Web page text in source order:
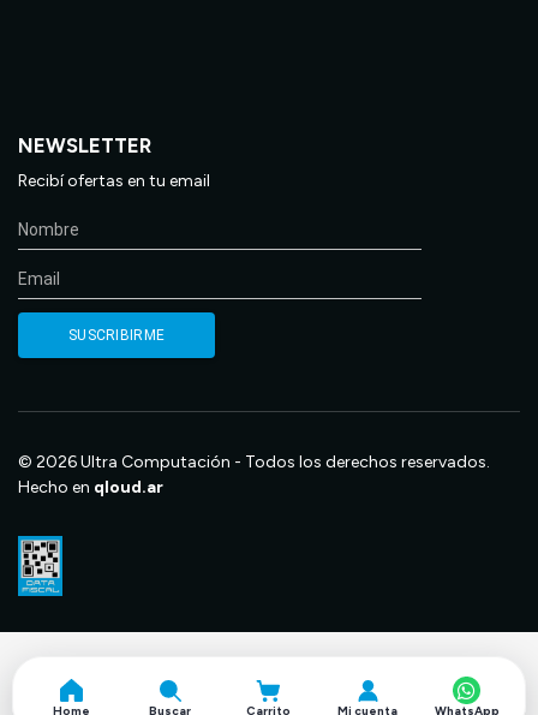
NEWSLETTER
Recibí ofertas en tu email
© 2026 Ultra Computación - Todos los derechos reservados.
Hecho en qloud.ar
Home Buscar Carrito Mi cuenta